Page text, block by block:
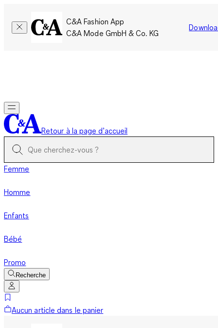
C&A Fashion App
C&A Mode GmbH & Co. KG
Retour à la page d’accueil
Femme
Homme
Enfants
Bébé
Promo
Recherche
Aucun article dans le panier